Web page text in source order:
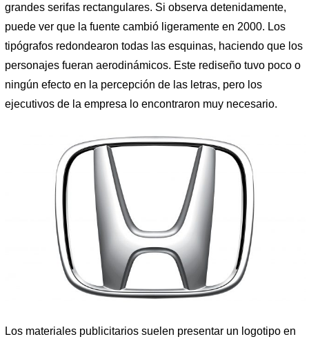
grandes serifas rectangulares. Si observa detenidamente,
puede ver que la fuente cambió ligeramente en 2000. Los
tipógrafos redondearon todas las esquinas, haciendo que los
personajes fueran aerodinámicos. Este rediseño tuvo poco o
ningún efecto en la percepción de las letras, pero los
ejecutivos de la empresa lo encontraron muy necesario.
Los materiales publicitarios suelen presentar un logotipo en